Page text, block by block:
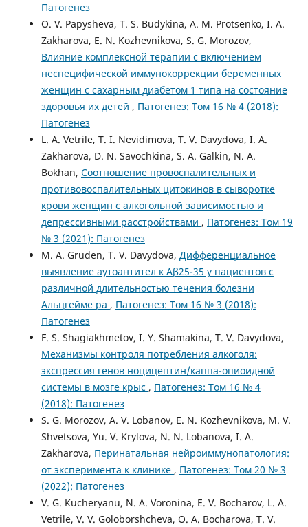
Патогенез
O. V. Papysheva, T. S. Budykina, A. M. Protsenko, I. A.
Zakharova, E. N. Kozhevnikova, S. G. Morozov,
Влияние комплексной терапии с включением
неспецифической иммунокоррекции беременных
женщин с сахарным диабетом 1 типа на состояние
здоровья их детей , Патогенез: Том 16 № 4 (2018):
Патогенез
L. A. Vetrile, T. I. Nevidimova, T. V. Davydova, I. A.
Zakharova, D. N. Savochkina, S. A. Galkin, N. A.
Bokhan, Соотношение провоспалительных и
противовоспалительных цитокинов в сыворотке
крови женщин с алкогольной зависимостью и
депрессивными расстройствами , Патогенез: Том 19
№ 3 (2021): Патогенез
M. A. Gruden, T. V. Davydova, Дифференциальное
выявление аутоантител к Aβ25-35 у пациентов с
различной длительностью течения болезни
Альцгейме ра , Патогенез: Том 16 № 3 (2018):
Патогенез
F. S. Shagiakhmetov, I. Y. Shamakina, T. V. Davydova,
Механизмы контроля потребления алкоголя:
экспрессия генов ноцицептин/каппа-опиоидной
системы в мозге крыс , Патогенез: Том 16 № 4
(2018): Патогенез
S. G. Morozov, A. V. Lobanov, E. N. Kozhevnikova, M. V.
Shvetsova, Yu. V. Krylova, N. N. Lobanova, I. A.
Zakharova, Перинатальная нейроиммунопатология:
от эксперимента к клинике , Патогенез: Том 20 № 3
(2022): Патогенез
V. G. Kucheryanu, N. A. Voronina, E. V. Bocharov, L. A.
Vetrile, V. V. Goloborshcheva, O. A. Bocharova, T. V.